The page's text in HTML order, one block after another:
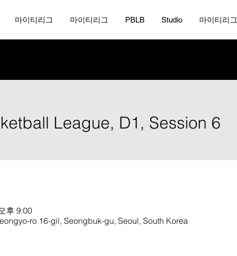
마이티리그 마이티리그 PBLB Studio 마이티리그
League, D1, Session 6
후 9:00
ro 16-gil, Seongbuk-gu, Seoul, South Korea